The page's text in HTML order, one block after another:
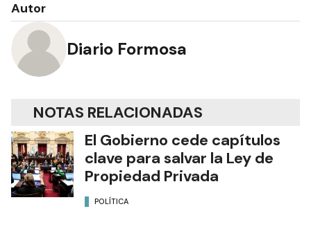
Autor
Diario Formosa
NOTAS RELACIONADAS
El Gobierno cede capítulos
clave para salvar la Ley de
Propiedad Privada
POLÍTICA